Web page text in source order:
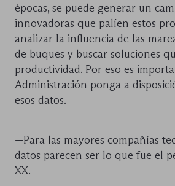
épocas, se puede generar un
innovadoras que palíen estos
analizar la influencia de las
de buques y buscar soluciones
productividad. Por eso es
Administración ponga a
esos datos.
—Para las mayores compañías
datos parecen ser lo que fue el
XX.